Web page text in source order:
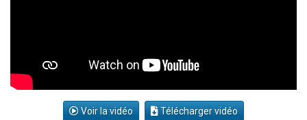
Voir la vidéo Télécharger vidéo